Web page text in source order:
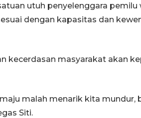
utuh penyelenggara pemilu
dengan kapasitas dan
kecerdasan masyarakat akan
malah menarik kita mundur,
Siti.
Layanan